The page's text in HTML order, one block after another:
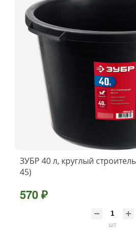
ЗУБР 40 л, круглый
45)
570 ₽
шт